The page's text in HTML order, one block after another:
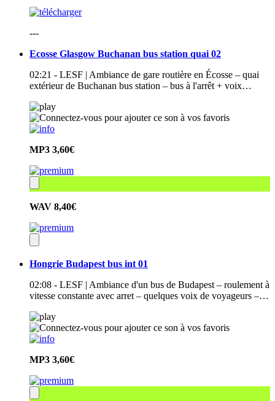
---
Ecosse Glasgow Buchanan bus station quai 02
02:21 - LESF | Ambiance de gare routière en Écosse – quai
extérieur de Buchanan bus station – bus à l'arrêt + voix…
MP3 3,60€
WAV 8,40€
Hongrie Budapest bus int 01
02:08 - LESF | Ambiance d'un bus de Budapest – roulement à
vitesse constante avec arret – quelques voix de voyageurs –…
MP3 3,60€